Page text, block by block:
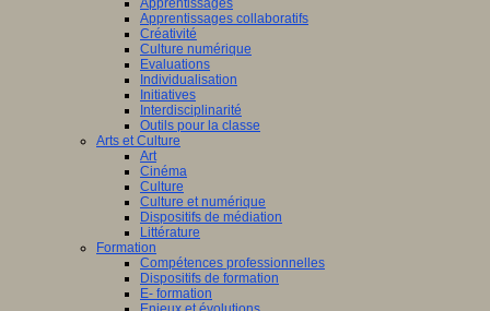
Apprentissages
Apprentissages collaboratifs
Créativité
Culture numérique
Evaluations
Individualisation
Initiatives
Interdisciplinarité
Outils pour la classe
Arts et Culture
Art
Cinéma
Culture
Culture et numérique
Dispositifs de médiation
Littérature
Formation
Compétences professionnelles
Dispositifs de formation
E- formation